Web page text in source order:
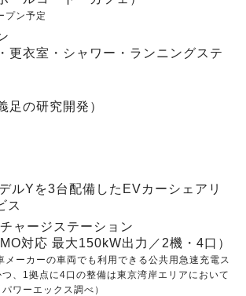
ン予定
更衣室・シャワー・ランニングステ
足の研究開発）
ルYを3台配備したEVカーシェアリ
ス
ャージステーション
対応 最大150kW出力／2機・4口）
ーカーの車両でも利用できる公共用急速充電ス
、1拠点に4口の整備は東京湾岸エリアにおいて
ワーエックス調べ）